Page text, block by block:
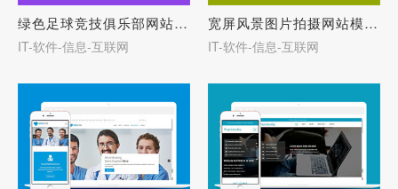
绿色足球竞技俱乐部网站模板-27782
IT-软件-信息-互联网
宽屏风景图片拍摄网站模板下载-27772
IT-软件-信息-互联网